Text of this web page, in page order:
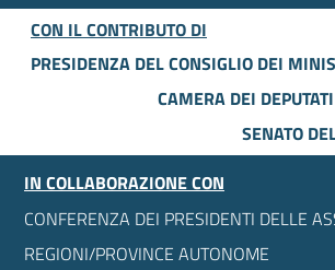
CON IL CONTRIBUTO DI
PRESIDENZA DEL CONSIGLIO DEI
CAMERA DEI DEPUTATI
SENATO
IN COLLABORAZIONE CON
CONFERENZA DEI PRESIDENTI DELLE
REGIONI/PROVINCE AUTONOME